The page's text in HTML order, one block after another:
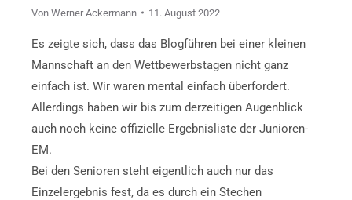
Von Werner Ackermann 11. August 2022
Es zeigte sich, dass das Blogführen bei einer kleinen
Mannschaft an den Wettbewerbstagen nicht ganz
einfach ist. Wir waren mental einfach überfordert.
Allerdings haben wir bis zum derzeitigen Augenblick
auch noch keine offizielle Ergebnisliste der Junioren-
EM.
Bei den Senioren steht eigentlich auch nur das
Einzelergebnis fest, da es durch ein Stechen